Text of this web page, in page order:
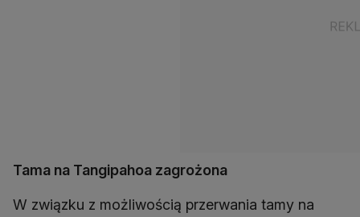
Tama na Tangipahoa zagrożona
W związku z możliwością przerwania tamy na